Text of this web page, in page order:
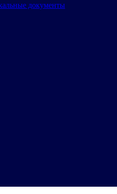
документы